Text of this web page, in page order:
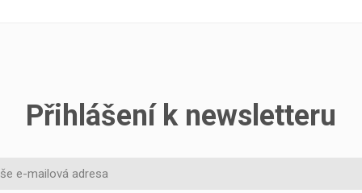
Přihlášení k newsletteru